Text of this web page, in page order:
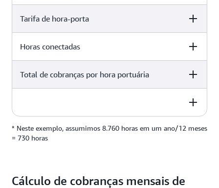
Dedicado
2 locations
10 Gbps
Tarifa de hora-porta
2 locations
USD 2,25 por hora
Horas conectadas
2 locations
Total de cobranças por hora portuária
USD 6.570,00 por mês
2 locations
* Neste exemplo, assumimos 8.760 horas em um ano/12 meses
= 730 horas
Cálculo de cobranças mensais de